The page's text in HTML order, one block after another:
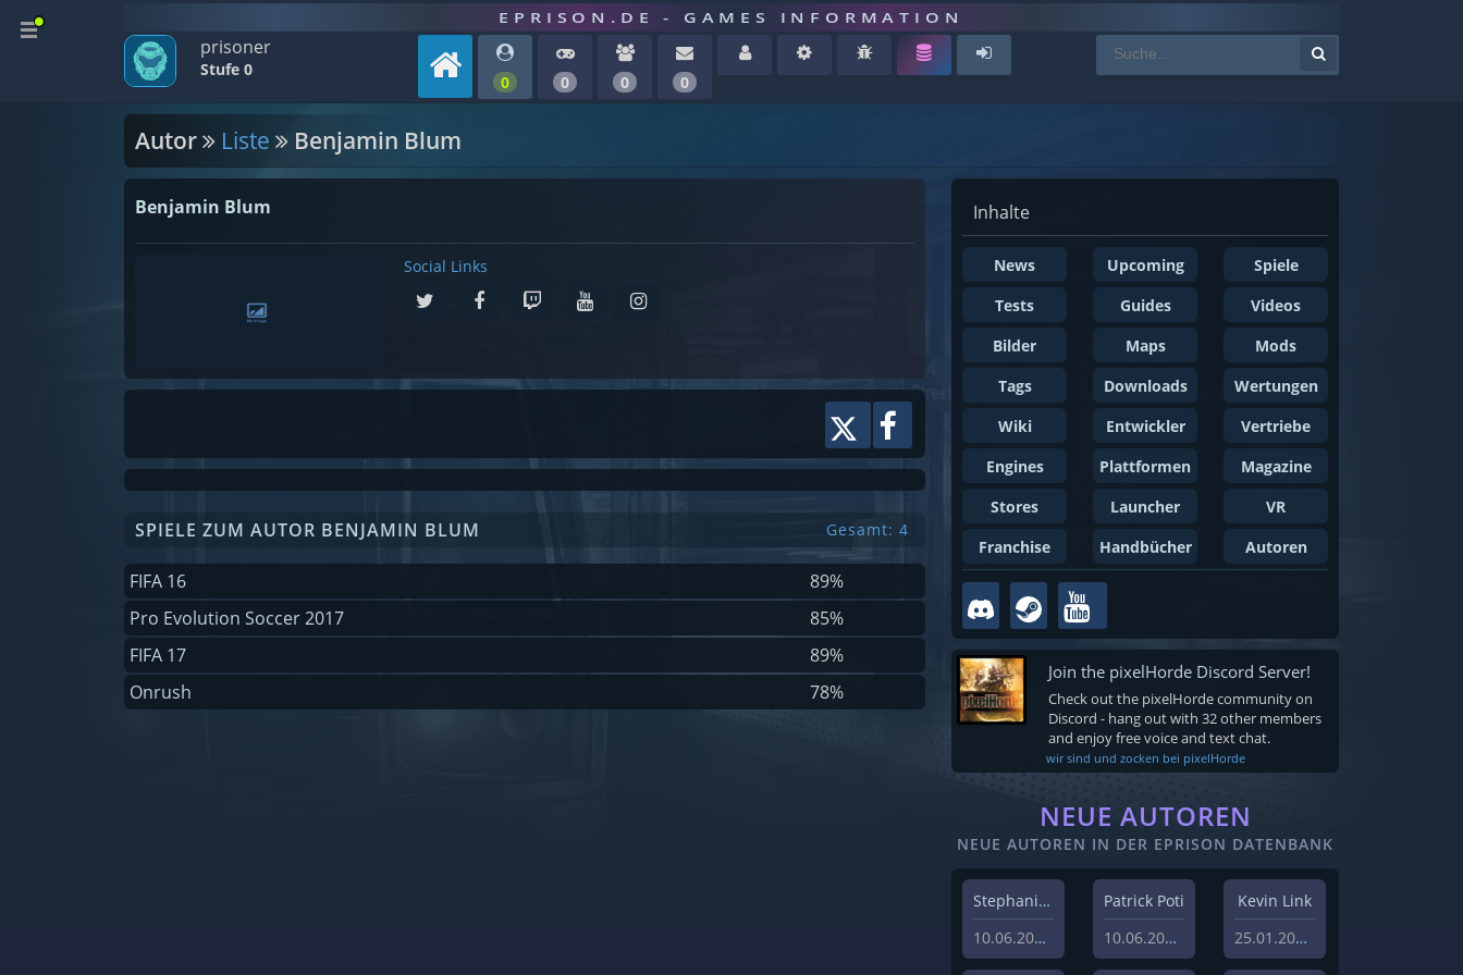
EPRISON.DE - GAMES INFORMATION
prisoner
Stufe 0
0 0 0 0
Autor Liste Benjamin Blum
Benjamin Blum
Social Links
SPIELE ZUM AUTOR BENJAMIN BLUM Gesamt: 4
FIFA 16
89%
Pro Evolution Soccer 2017
85%
FIFA 17
89%
Onrush
78%
Inhalte
News Upcoming
Spiele
Tests
Guides
Videos
Bilder
Maps
Mods
Tags
Downloads
Wertungen
Wiki
Entwickler
Vertriebe
Engines
Plattformen
Magazine
Stores
Launcher
VR
Franchise
Handbücher Autoren
Join the pixelHorde Discord Server!
Check out the pixelHorde community on
Discord - hang out with 32 other members
and enjoy free voice and text chat.
wir sind und zocken bei pixelHorde
NEUE AUTOREN
NEUE AUTOREN IN DER EPRISON DATENBANK
Stephanie Schlottag
10.06.2026
Patrick Poti
10.06.2026
Kevin Link
25.01.2024